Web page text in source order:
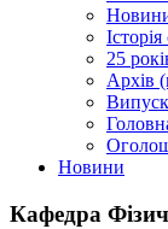
25
Архів
Новини
Кафедра